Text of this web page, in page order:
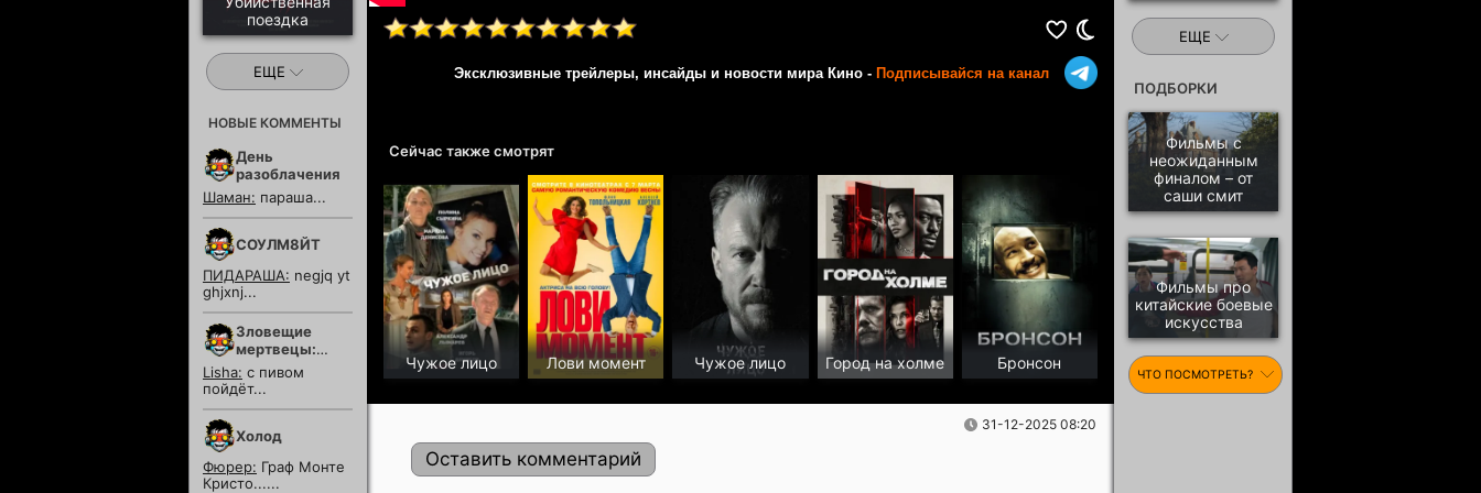
Эксклюзивные трейлеры, инсайды и новости мира Кино - Подписывайся на канал
Сейчас также смотрят
Чужое лицо Лови момент Чужое лицо Город на холме Бронсон
31-12-2025 08:20
Оставить комментарий
поездка
ЕЩЕ
НОВЫЕ КОММЕНТЫ
День
разоблачения
Шаман: параша...
СОУЛМ8ЙТ
ПИДАРАША: negjq yt
ghjxnj...
Зловещие
мертвецы:
Пекло
Lisha: с пивом
пойдёт...
Холод
Фюрер: Граф Монте
Кристо......
ЕЩЕ
ПОДБОРКИ
Фильмы с
неожиданным
финалом – от
саши смит
Фильмы про
китайские боевые
искусства
ЧТО ПОСМОТРЕТЬ?